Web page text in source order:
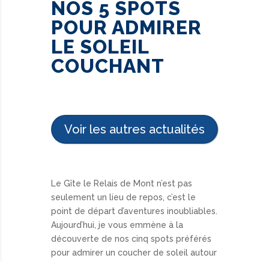
NOS 5 SPOTS
POUR ADMIRER
LE SOLEIL
COUCHANT
Voir les autres actualités
Le Gîte le Relais de Mont n’est pas
seulement un lieu de repos, c’est le
point de départ d’aventures inoubliables.
Aujourd’hui, je vous emmène à la
découverte de nos cinq spots préférés
pour admirer un coucher de soleil autour